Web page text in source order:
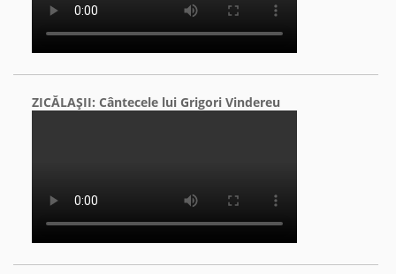
ZICĂLAŞII: Cântecele lui Grigori Vindereu